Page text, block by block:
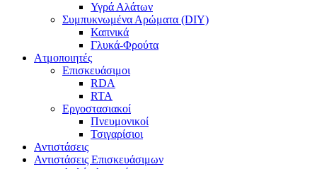
Υγρά Αλάτων
Συμπυκνωμένα Αρώματα (DIY)
Καπνικά
Γλυκά-Φρούτα
Ατμοποιητές
Επισκευάσιμοι
RDA
RTA
Εργοστασιακοί
Πνευμονικοί
Τσιγαρίσιοι
Αντιστάσεις
Αντιστάσεις Επισκευάσιμων